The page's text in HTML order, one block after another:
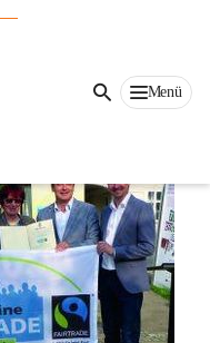
Menü
Gemeinde